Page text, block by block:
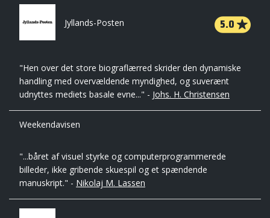
Jyllands-Posten 5.0
"Hen over det store biograflærred skrider den dynamiske
handling med overvældende myndighed, og suverænt
udnyttes mediets basale evne..." - Johs. H. Christensen
Weekendavisen
"...båret af visuel styrke og computerprogrammerede
billeder, ikke gribende skuespil og et spændende
manuskript." - Nikolaj M. Lassen